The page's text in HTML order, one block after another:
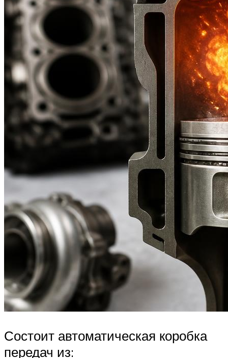
Состоит автоматическая коробка
передач из: